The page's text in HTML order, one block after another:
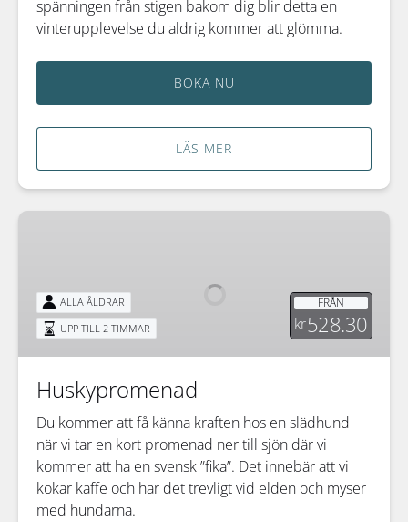
spänningen från stigen bakom dig blir detta en
vinterupplevelse du aldrig kommer att glömma.
BOKA NU
LÄS MER
Huskypromenad
FRÅN
kr528.30
ALLA ÅLDRAR
UPP TILL 2 TIMMAR
Huskypromenad
Du kommer att få känna kraften hos en slädhund
när vi tar en kort promenad ner till sjön där vi
kommer att ha en svensk ”fika”. Det innebär att vi
kokar kaffe och har det trevligt vid elden och myser
med hundarna.